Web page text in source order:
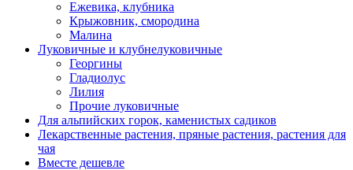
Ежевика, клубника
Крыжовник, смородина
Малина
Луковичные и клубнелуковичные
Георгины
Гладиолус
Лилия
Прочие луковичные
Для альпийских горок, каменистых садиков
Лекарственные растения, пряные растения, растения для
чая
Вместе дешевле